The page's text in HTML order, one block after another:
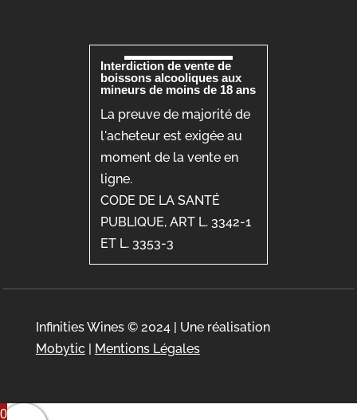
Interdiction de vente de
boissons alcooliques aux
mineurs de moins de 18 ans
La preuve de majorité de
l'acheteur est exigée au
moment de la vente en
ligne.
CODE DE LA SANTÉ
PUBLIQUE, ART L. 3342-1
ET L. 3353-3
Infinities Wines © 2024 | Une réalisation
Mobytic | Mentions Légales
0